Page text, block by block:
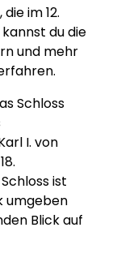
im 12.
du die
und mehr
Schloss
I. von
ist
umgeben
Blick auf